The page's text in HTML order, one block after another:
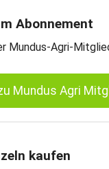
Abonnement
Mundus-Agri-
Mundus Agri
kaufen